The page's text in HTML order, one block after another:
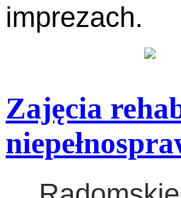
imprezach.
Zajęcia